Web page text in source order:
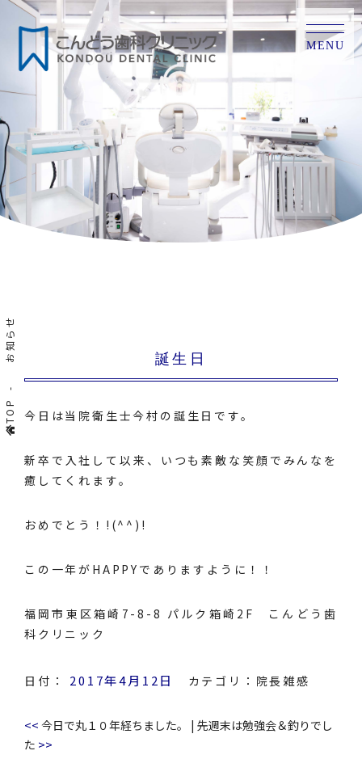
MENU
TOP
お知らせ 誕生日
今日は当院衛生士今村の誕生日です。
新卒で入社して以来、いつも素敵な笑顔でみんなを
癒してくれます。
おめでとう！!(^^)!
この一年がHAPPYでありますように！！
福岡市東区箱崎7-8-8 パルク箱崎2F こんどう歯
科クリニック
日付： 2017年4月12日 カテゴリ： 院長雑感
<< 今日で丸１０年経ちました。 | 先週末は勉強会＆釣りでし
た >>